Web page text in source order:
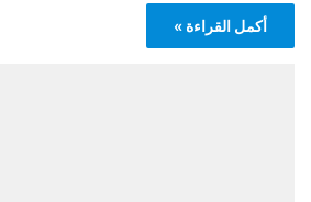
أكمل القراءة »